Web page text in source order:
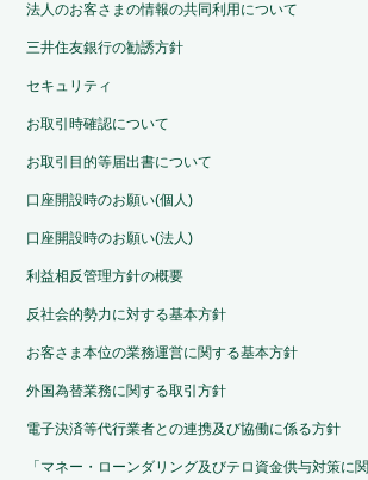
法人のお客さまの情報の共同利用について
三井住友銀行の勧誘方針
セキュリティ
お取引時確認について
お取引目的等届出書について
口座開設時のお願い(個人)
口座開設時のお願い(法人)
利益相反管理方針の概要
反社会的勢力に対する基本方針
お客さま本位の業務運営に関する基本方針
外国為替業務に関する取引方針
電子決済等代行業者との連携及び協働に係る方針
「マネー・ローンダリング及びテロ資金供与対策に